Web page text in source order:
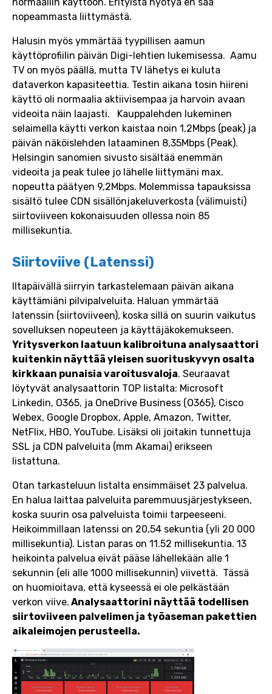
nopeammasta liittymästä.
Halusin myös ymmärtää tyypillisen aamun
käyttöprofiilin päivän Digi-lehtien lukemisessa. Aamu
TV on myös päällä, mutta TV lähetys ei kuluta
dataverkon kapasiteettia. Testin aikana tosin hiireni
käyttö oli normaalia aktiivisempaa ja harvoin avaan
videoita näin laajasti. Kauppalehden lukeminen
selaimella käytti verkon kaistaa noin 1,2Mbps (peak) ja
päivän näköislehden lataaminen 8,35Mbps (Peak).
Helsingin sanomien sivusto sisältää enemmän
videoita ja peak tulee jo lähelle liittymäni max.
nopeutta päätyen 9,2Mbps. Molemmissa tapauksissa
sisältö tulee CDN sisällönjakeluverkosta (välimuisti)
siirtoviiveen kokonaisuuden ollessa noin 85
millisekuntia.
Siirtoviive (Latenssi)
Iltapäivällä siirryin tarkastelemaan päivän aikana
käyttämiäni pilvipalveluita. Haluan ymmärtää
latenssin (siirtoviiveen), koska sillä on suurin vaikutus
sovelluksen nopeuteen ja käyttäjäkokemukseen.
Yritysverkon laatuun kalibroituna analysaattori
kuitenkin näyttää yleisen suorituskyvyn osalta
kirkkaan punaisia varoitusvaloja. Seuraavat
löytyvät analysaattorin TOP listalta: Microsoft
Linkedin, O365, ja OneDrive Business (O365), Cisco
Webex, Google Dropbox, Apple, Amazon, Twitter,
NetFlix, HBO, YouTube. Lisäksi oli joitakin tunnettuja
SSL ja CDN palveluita (mm Akamai) erikseen
listattuna.
Otan tarkasteluun listalta ensimmäiset 23 palvelua.
En halua laittaa palveluita paremmuusjärjestykseen,
koska suurin osa palveluista toimii tarpeeseeni.
Heikoimmillaan latenssi on 20,54 sekuntia (yli 20 000
millisekuntia). Listan paras on 11.52 millisekuntia. 13
heikointa palvelua eivät pääse lähellekään alle 1
sekunnin (eli alle 1000 millisekunnin) viivettä. Tässä
on huomioitava, että kyseessä ei ole pelkästään
verkon viive. Analysaattorini näyttää todellisen
siirtoviiveen palvelimen ja työaseman pakettien
aikaleimojen perusteella.